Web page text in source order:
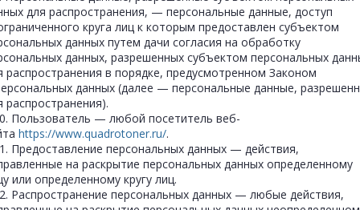
для распространения, — персональные данные, доступ
круга лиц к которым предоставлен субъектом
данных путем дачи согласия на обработку
данных, разрешенных субъектом персональных
распространения в порядке, предусмотренном Законом
данных (далее — персональные данные,
распространения).
Пользователь — любой посетитель веб-
https://www.quadrotoner.ru/.
Предоставление персональных данных — действия,
на раскрытие персональных данных определенному
или определенному кругу лиц.
Распространение персональных данных — любые действия,